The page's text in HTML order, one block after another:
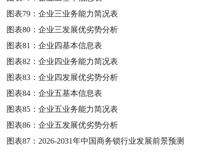
图表79：企业三业务能力简况表
图表80：企业三发展优劣势分析
图表81：企业四基本信息表
图表82：企业四业务能力简况表
图表83：企业四发展优劣势分析
图表84：企业五基本信息表
图表85：企业五业务能力简况表
图表86：企业五发展优劣势分析
图表87： 2026-2031年中国商务锁行业发展前景预测